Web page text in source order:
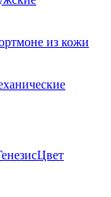
из кожи
Цвет